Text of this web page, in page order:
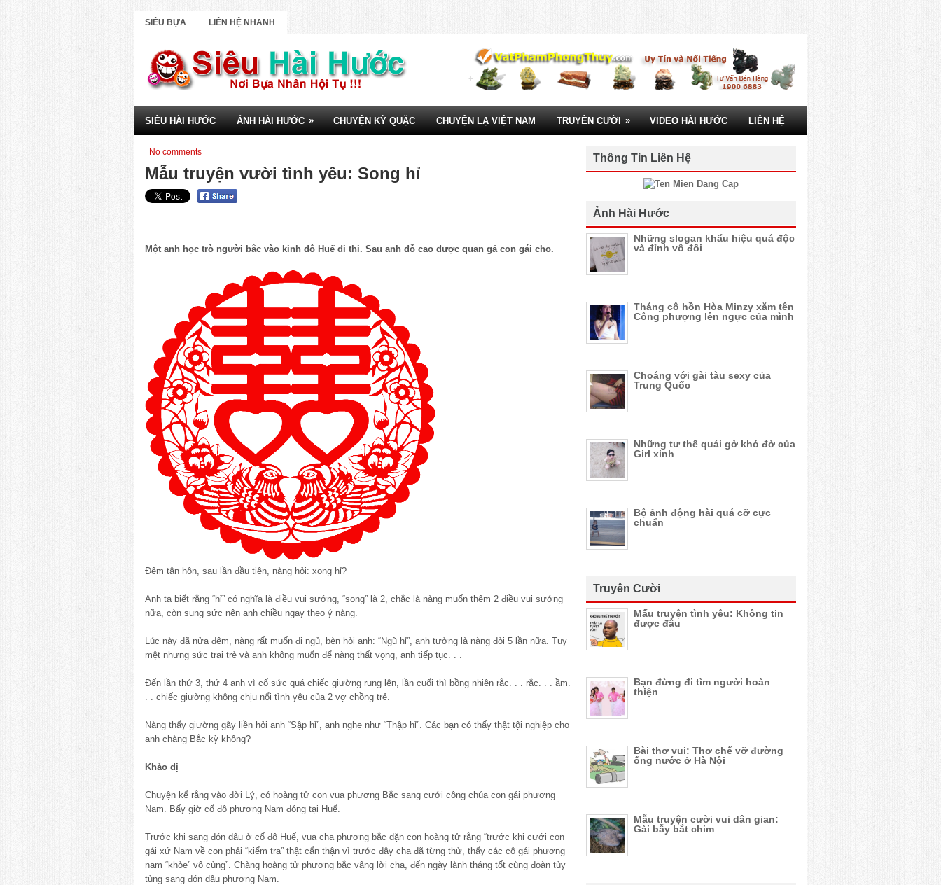
SIÊU BỰA LIÊN HỆ NHANH
SIÊU HÀI HƯỚC ẢNH HÀI HƯỚC » CHUYỆN KỲ QUẶC CHUYỆN LẠ VIỆT NAM TRUYÊN CƯỜI » VIDEO HÀI HƯỚC LIÊN HỆ
No comments
Mẫu truyện vười tình yêu: Song hỉ
Một anh học trò người bắc vào kinh đô Huế đi thi. Sau anh đỗ cao được quan gả con gái cho.
Đêm tân hôn, sau lần đầu tiên, nàng hỏi: xong hỉ?
Anh ta biết rằng “hỉ” có nghĩa là điều vui sướng, “song” là 2, chắc là nàng muốn thêm 2 điều vui sướng
nữa, còn sung sức nên anh chiều ngay theo ý nàng.
Lúc này đã nửa đêm, nàng rất muốn đi ngủ, bèn hỏi anh: “Ngũ hỉ”, anh tưởng là nàng đòi 5 lần nữa. Tuy
mệt nhưng sức trai trẻ và anh không muốn để nàng thất vọng, anh tiếp tục. . .
Đến lần thứ 3, thứ 4 anh vì cố sức quá chiếc giường rung lên, lần cuối thì bồng nhiên rắc. . . rắc. . . ầm.
. . chiếc giường không chịu nổi tình yêu của 2 vợ chồng trẻ.
Nàng thấy giường gãy liền hỏi anh “Sập hỉ”, anh nghe như “Thập hỉ”. Các bạn có thấy thật tội nghiệp cho
anh chàng Bắc kỳ không?
Khảo dị
Chuyện kể rằng vào đời Lý, có hoàng tử con vua phương Bắc sang cưới công chúa con gái phương
Nam. Bấy giờ cố đô phương Nam đóng tại Huế.
Trước khi sang đón dâu ở cố đô Huế, vua cha phương bắc dặn con hoàng tử rằng “trước khi cưới con
gái xứ Nam về con phải “kiểm tra” thật cẩn thận vì trước đây cha đã từng thử, thấy các cô gái phương
nam “khỏe” vô cùng”. Chàng hoàng tử phương bắc vâng lời cha, đến ngày lành tháng tốt cùng đoàn tùy
tùng sang đón dâu phương Nam.
Thông Tin Liên Hệ
Ảnh Hài Hước
Những slogan khẩu hiệu quá độc
và đỉnh vô đối
Tháng cô hồn Hòa Minzy xăm tên
Công phượng lên ngực của mình
Choáng với gài tàu sexy của
Trung Quốc
Những tư thế quái gở khó đở của
Girl xinh
Bộ ảnh động hài quá cỡ cực
chuẩn
Truyên Cười
Mấu truyện tình yêu: Không tin
được đâu
Bạn đừng đi tìm người hoàn
thiện
Bài thơ vui: Thơ chế vỡ đường
ống nước ở Hà Nội
Mẫu truyện cười vui dân gian:
Gài bẫy bắt chim